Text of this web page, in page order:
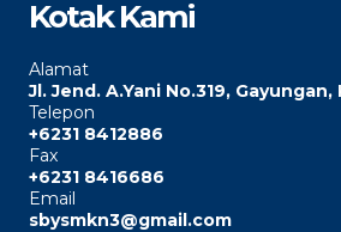
Kotak Kami
Alamat
Jl. Jend. A.Yani No.319,
Telepon
+6231 8412886
Fax
+6231 8416686
Email
sbysmkn3@gmail.com